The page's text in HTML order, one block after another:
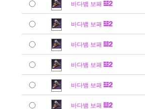
바다뱀 보패
바다뱀 보패
바다뱀 보패
바다뱀 보패
바다뱀 보패
바다뱀 보패